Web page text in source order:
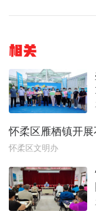
相关
怀柔区雁栖镇开
怀柔区文明办